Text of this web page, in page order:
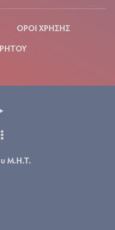
ΟΡΟΙ ΧΡΗΣΗΣ
Μ.Η.Τ.